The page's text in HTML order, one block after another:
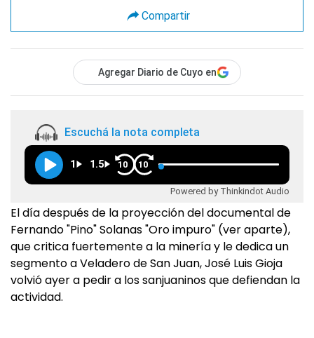
Compartir
Agregar Diario de Cuyo en
Escuchá la nota completa
1 1.5 10 10
Powered by Thinkindot Audio
El día después de la proyección del documental de
Fernando "Pino" Solanas "Oro impuro" (ver aparte),
que critica fuertemente a la minería y le dedica un
segmento a Veladero de San Juan, José Luis Gioja
volvió ayer a pedir a los sanjuaninos que defiendan la
actividad.